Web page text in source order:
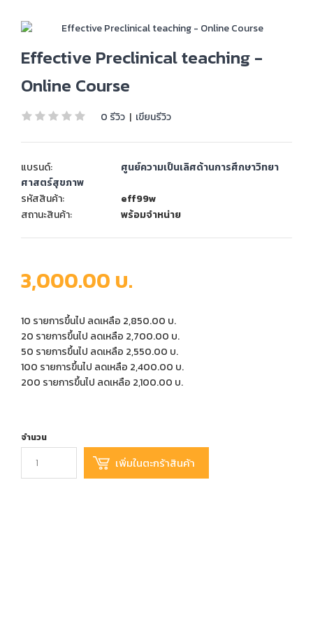
Effective Preclinical teaching -
Online Course
0 รีวิว | เขียนรีวิว
แบรนด์:
ศูนย์ความเป็นเลิศด้านการศึกษาวิทยา
ศาสตร์สุขภาพ
รหัสสินค้า:
eff99w
สถานะสินค้า:
พร้อมจำหน่าย
3,000.00 บ.
10 รายการขึ้นไป ลดเหลือ 2,850.00 บ.
20 รายการขึ้นไป ลดเหลือ 2,700.00 บ.
50 รายการขึ้นไป ลดเหลือ 2,550.00 บ.
100 รายการขึ้นไป ลดเหลือ 2,400.00 บ.
200 รายการขึ้นไป ลดเหลือ 2,100.00 บ.
จำนวน